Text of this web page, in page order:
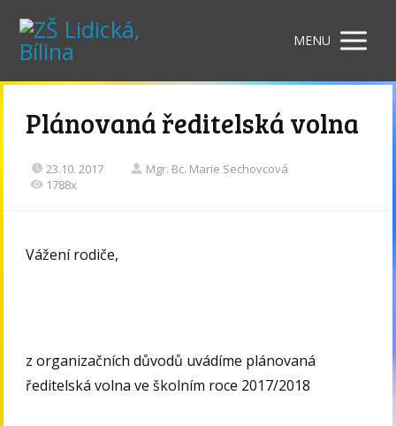
MENU
Plánovaná ředitelská volna
23.10. 2017
Mgr. Bc. Marie Sechovcová
1788x
Vážení rodiče,
z organizačních důvodů uvádíme plánovaná
ředitelská volna ve školním roce 2017/2018